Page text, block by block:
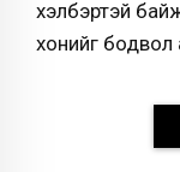
хэлбэртэй
хонийг бодвол